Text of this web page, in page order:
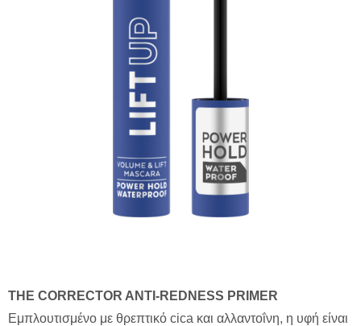
THE CORRECTOR ANTI-REDNESS PRIMER
Εμπλουτισμένο με θρεπτικό cica και αλλαντοΐνη, η υφή είναι